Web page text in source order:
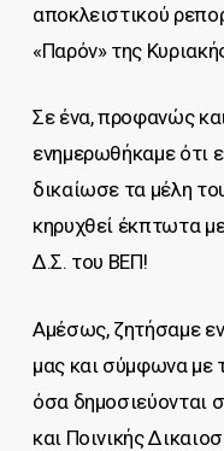
αποκλειστικού
«Παρόν» της
Σε ένα, προφανώς
ενημερωθήκαμε ότι
δικαίωσε τα μέλη
κηρυχθεί έκπτωτα
Δ.Σ. του ΒΕΠ!
Αμέσως, ζητήσαμε
μας και σύμφωνα με
όσα δημοσιεύονται
και Ποινικής